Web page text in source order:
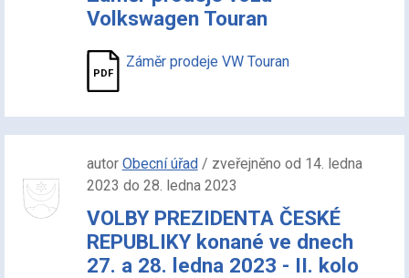
Volkswagen Touran
Záměr prodeje VW Touran
autor Obecní úřad/ zveřejněno od 14. ledna
2023 do 28. ledna 2023
VOLBY PREZIDENTA ČESKÉ
REPUBLIKY konané ve dnech
27. a 28. ledna 2023 - II. kolo